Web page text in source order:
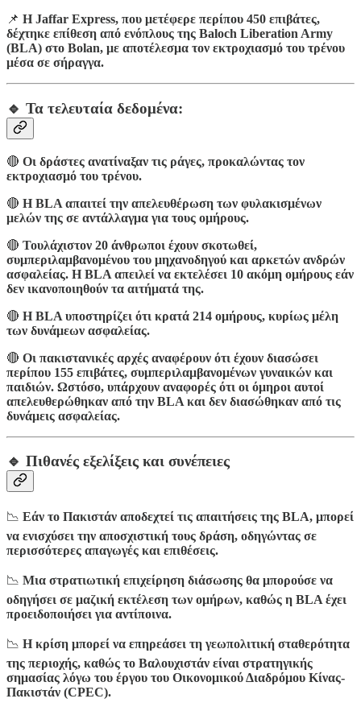
📌 Η Jaffar Express, που μετέφερε περίπου 450 επιβάτες,
δέχτηκε επίθεση από ενόπλους της Baloch Liberation Army
(BLA) στο Bolan, με αποτέλεσμα τον εκτροχιασμό του τρένου
μέσα σε σήραγγα.
🔹 Τα τελευταία δεδομένα:
🔴 Οι δράστες ανατίναξαν τις ράγες, προκαλώντας τον
εκτροχιασμό του τρένου.
🔴 Η BLA απαιτεί την απελευθέρωση των φυλακισμένων
μελών της σε αντάλλαγμα για τους ομήρους.
🔴 Τουλάχιστον 20 άνθρωποι έχουν σκοτωθεί,
συμπεριλαμβανομένου του μηχανοδηγού και αρκετών ανδρών
ασφαλείας. Η BLA απειλεί να εκτελέσει 10 ακόμη ομήρους εάν
δεν ικανοποιηθούν τα αιτήματά της.
🔴 Η BLA υποστηρίζει ότι κρατά 214 ομήρους, κυρίως μέλη
των δυνάμεων ασφαλείας.
🔴 Οι πακιστανικές αρχές αναφέρουν ότι έχουν διασώσει
περίπου 155 επιβάτες, συμπεριλαμβανομένων γυναικών και
παιδιών. Ωστόσο, υπάρχουν αναφορές ότι οι όμηροι αυτοί
απελευθερώθηκαν από την BLA και δεν διασώθηκαν από τις
δυνάμεις ασφαλείας.
🔹 Πιθανές εξελίξεις και συνέπειες
📉 Εάν το Πακιστάν αποδεχτεί τις απαιτήσεις της BLA, μπορεί
να ενισχύσει την αποσχιστική τους δράση, οδηγώντας σε
περισσότερες απαγωγές και επιθέσεις.
📉 Μια στρατιωτική επιχείρηση διάσωσης θα μπορούσε να
οδηγήσει σε μαζική εκτέλεση των ομήρων, καθώς η BLA έχει
προειδοποιήσει για αντίποινα.
📉 Η κρίση μπορεί να επηρεάσει τη γεωπολιτική σταθερότητα
της περιοχής, καθώς το Βαλουχιστάν είναι στρατηγικής
σημασίας λόγω του έργου του Οικονομικού Διαδρόμου Κίνας-
Πακιστάν (CPEC).